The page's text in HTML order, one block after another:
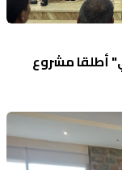
أطلقا مشروع